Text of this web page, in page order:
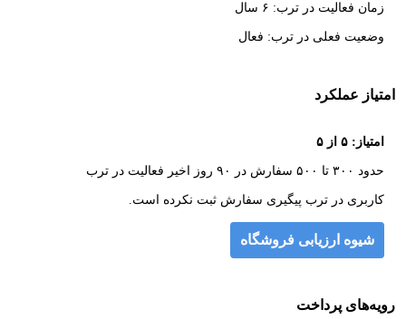
زمان فعالیت در ترب: ۶ سال
وضعیت فعلی در ترب: فعال
امتیاز عملکرد
امتیاز: ۵ از ۵
حدود ۳۰۰ تا ۵۰۰ سفارش در ۹۰ روز اخیر فعالیت در ترب
کاربری در ترب پیگیری سفارش ثبت نکرده است.
شیوه ارزیابی فروشگاه
رویه‌های پرداخت